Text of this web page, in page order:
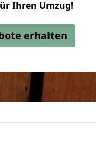
Ihren Umzug!
erhalten